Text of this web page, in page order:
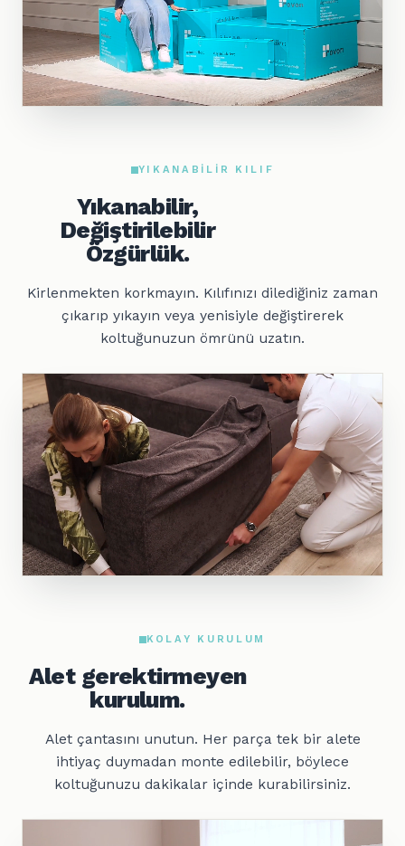
YIKANABILIR KILIF
Yıkanabilir,
Değiştirilebilir
Özgürlük.
Kirlenmekten korkmayın. Kılıfınızı dilediğiniz zaman
çıkarıp yıkayın veya yenisiyle değiştirerek
koltuğunuzun ömrünü uzatın.
KOLAY KURULUM
Alet gerektirmeyen
kurulum.
Alet çantasını unutun. Her parça tek bir alete
ihtiyaç duymadan monte edilebilir, böylece
koltuğunuzu dakikalar içinde kurabilirsiniz.